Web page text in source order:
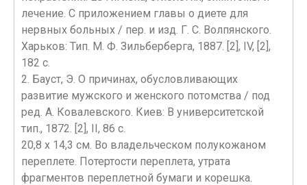
лечение. С приложением главы о диете для
нервных больных / пер. и изд. Г. С. Волпянского.
Харьков: Тип. М. Ф. Зильберберга, 1887. [2], IV, [2],
182 с.
2. Бауст, Э. О причинах, обусловливающих
развитие мужского и женского потомства / под
ред. А. Ковалевского. Киев: В университетской
тип., 1872. [2], II, 86 с.
20,8 х 14,3 см. Во владельческом полукожаном
переплете. Потертости переплета, утрата
фрагментов переплетной бумаги и корешка.